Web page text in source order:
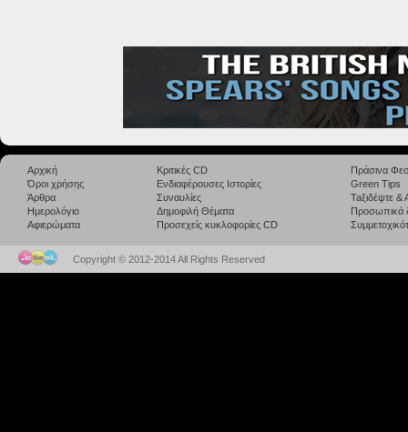
Αρχική
Όροι χρήσης
Άρθρα
Ημερολόγιο
Αφιερώματα
Κριτικές CD
Ενδιαφέρουσες Ιστορίες
Συναυλίες
Δημοφιλή Θέματα
Προσεχείς κυκλοφορίες CD
Πράσινα
Green Tips
Taξιδέψτε
Προσωπικά
Copyright © 2012-2014 All Rights Reserved